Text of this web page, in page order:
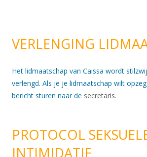
VERLENGING
Het lidmaatschap van Caissa wordt
verlengd. Als je je lidmaatschap wilt
bericht sturen naar de secretaris.
PROTOCOL
INTIMIDATIE